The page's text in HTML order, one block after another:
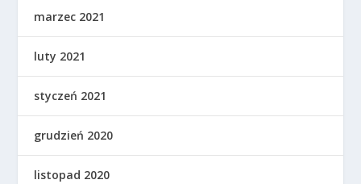
marzec 2021
luty 2021
styczeń 2021
grudzień 2020
listopad 2020